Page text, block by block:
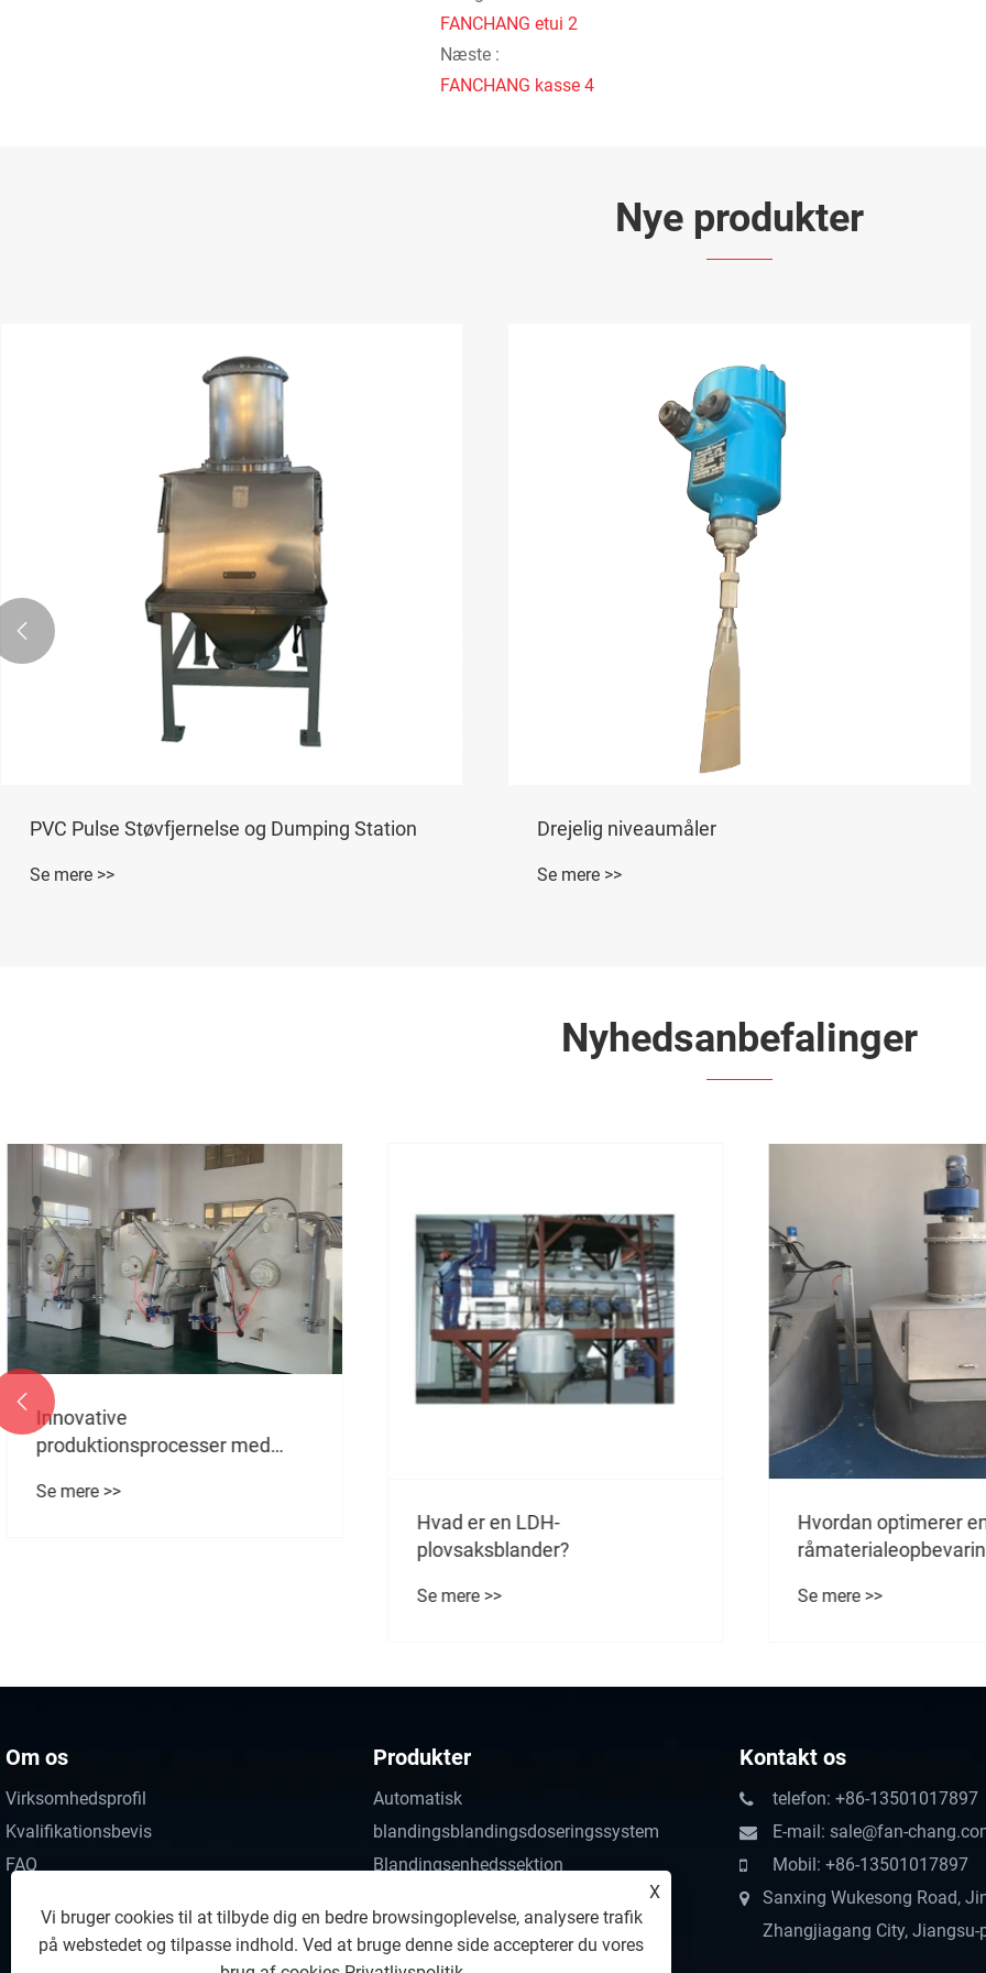
FANCHANG etui 2
Næste :
FANCHANG kasse 4
Nye produkter
PVC Pulse Støvfjernelse og Dumping Station
Se mere >>
Drejelig niveaumåler
Se mere >>

Nyhedsanbefalinger
Innovative
produktionsprocesser med
Se mere >>
Hvad er en LDH-
plovsaksblander?
Se mere >>
Hvordan optimerer en
Se mere >>

Om os
Virksomhedsprofil
Kvalifikationsbevis
FAQ
Produkter
Automatisk
blandingsblandingsdoseringssystem
Blandingsenhedssektion
Kontakt os
telefon: +86-13501017897
E-mail: sale@fan-
Mobil: +86-13501017897
Sanxing Wukesong Road,
Zhangjiagang City, Jiangsu-
X
Vi bruger cookies til at tilbyde dig en bedre browsingoplevelse, analysere trafik
på webstedet og tilpasse indhold. Ved at bruge denne side accepterer du vores